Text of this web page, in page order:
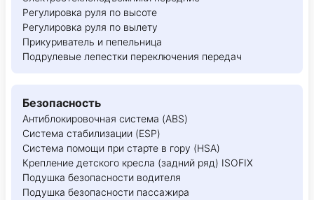
Регулировка руля по высоте
Регулировка руля по вылету
Прикуриватель и пепельница
Подрулевые лепестки переключения передач
Безопасность
Антиблокировочная система (ABS)
Система стабилизации (ESP)
Система помощи при старте в гору (HSA)
Крепление детского кресла (задний ряд) ISOFIX
Подушка безопасности водителя
Подушка безопасности пассажира